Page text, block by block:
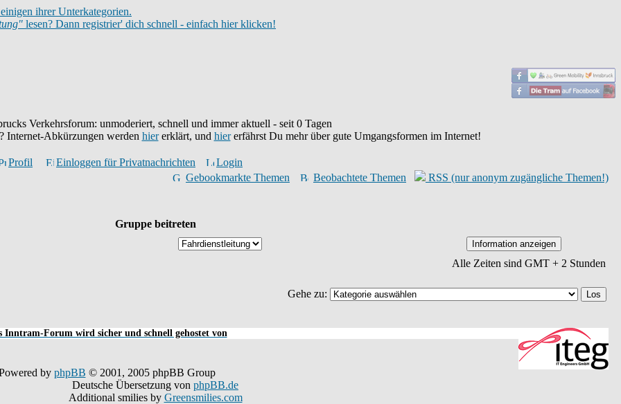
ihrer Unterkategorien.
lesen? Dann registrier' dich schnell - einfach hier klicken!
Verkehrsforum: unmoderiert, schnell und immer aktuell - seit 0 Tagen
Internet-Abkürzungen werden hiererklärt, und hiererfährst Du mehr über gute Umgangsformen im Internet!
Profil Einloggen für Privatnachrichten
Login
Gebookmarkte Themen
Beobachtete Themen RSS (nur anonym zugängliche Themen!)
Gruppe beitreten
Alle Zeiten sind GMT + 2 Stunden
Gehe zu:
Inntram-Forum wird sicher und schnell gehostet von
by phpBB © 2001, 2005 phpBB Group
Deutsche Übersetzung von phpBB.de
Additional smilies by Greensmilies.com